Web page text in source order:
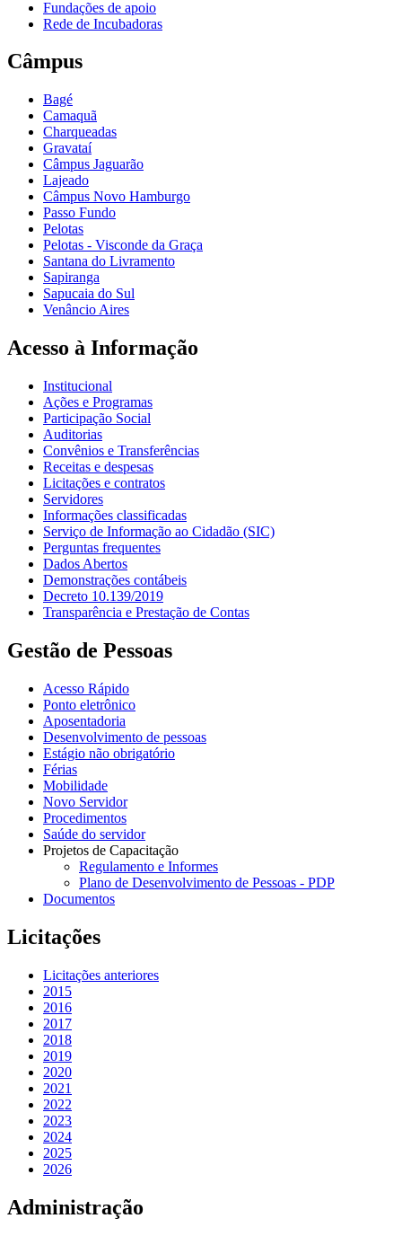
Fundações de apoio
Rede de Incubadoras
Câmpus
Bagé
Camaquã
Charqueadas
Gravataí
Câmpus Jaguarão
Lajeado
Câmpus Novo Hamburgo
Passo Fundo
Pelotas
Pelotas - Visconde da Graça
Santana do Livramento
Sapiranga
Sapucaia do Sul
Venâncio Aires
Acesso à Informação
Institucional
Ações e Programas
Participação Social
Auditorias
Convênios e Transferências
Receitas e despesas
Licitações e contratos
Servidores
Informações classificadas
Serviço de Informação ao Cidadão (SIC)
Perguntas frequentes
Dados Abertos
Demonstrações contábeis
Decreto 10.139/2019
Transparência e Prestação de Contas
Gestão de Pessoas
Acesso Rápido
Ponto eletrônico
Aposentadoria
Desenvolvimento de pessoas
Estágio não obrigatório
Férias
Mobilidade
Novo Servidor
Procedimentos
Saúde do servidor
Projetos de Capacitação
Regulamento e Informes
Plano de Desenvolvimento de Pessoas - PDP
Documentos
Licitações
Licitações anteriores
2015
2016
2017
2018
2019
2020
2021
2022
2023
2024
2025
2026
Administração